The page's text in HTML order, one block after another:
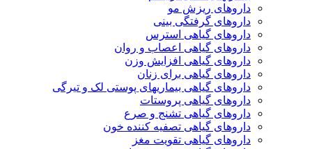
داروهای ریزش مو
داروهای گرفتگی بینی
داروهای گیاهی استرس
داروهای گیاهی اعصاب و روان
داروهای گیاهی افزایش وزن
داروهای گیاهی برای زنان
داروهای گیاهی بیماریهای پوستی لک و تیرگی
داروهای گیاهی پروستات
داروهای گیاهی تشنج و صرع
داروهای گیاهی تصفیه کننده خون
داروهای گیاهی تقویت مغز